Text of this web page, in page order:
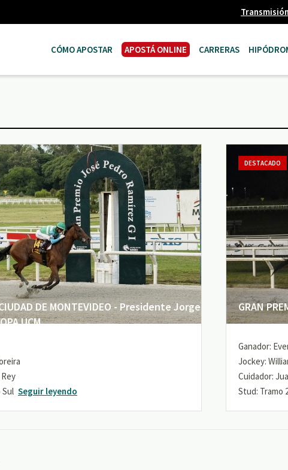
CÓMO APOSTAR APOSTÁ ONLINE CARRERAS
DE MONTEVIDEO - Presidente Jorge
UCM
Sul Seguir leyendo
GRAN
DESTACADO
Ganador:
Jockey:
Cuidador:
Stud: Tramo